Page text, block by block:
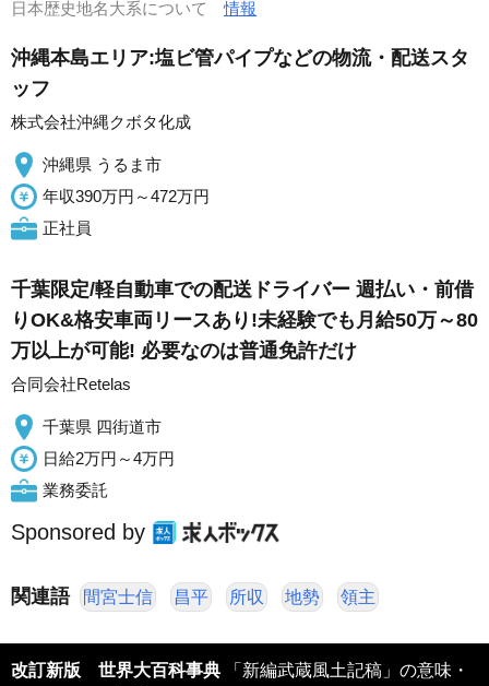
日本歴史地名大系について情報
沖縄本島エリア:塩ビ管パイプなどの物流・配送スタ
ッフ
株式会社沖縄クボタ化成
沖縄県 うるま市
年収390万円～472万円
正社員
千葉限定/軽自動車での配送ドライバー 週払い・前借
りOK&格安車両リースあり!未経験でも月給50万～80
万以上が可能! 必要なのは普通免許だけ
合同会社Retelas
千葉県 四街道市
日給2万円～4万円
業務委託
Sponsored by
関連語 間宮士信 昌平 所収 地勢 領主
改訂新版 世界大百科事典 「新編武蔵風土記稿」の意味・